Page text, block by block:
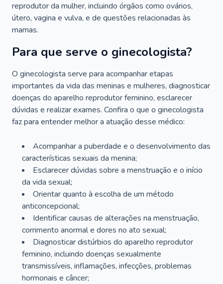
reprodutor da mulher, incluindo órgãos como ovários,
útero, vagina e vulva, e de questões relacionadas às
mamas.
Para que serve o ginecologista?
O ginecologista serve para acompanhar etapas
importantes da vida das meninas e mulheres, diagnosticar
doenças do aparelho reprodutor feminino, esclarecer
dúvidas e realizar exames. Confira o que o ginecologista
faz para entender melhor a atuação desse médico:
Acompanhar a puberdade e o desenvolvimento das
características sexuais da menina;
Esclarecer dúvidas sobre a menstruação e o início
da vida sexual;
Orientar quanto à escolha de um método
anticoncepcional;
Identificar causas de alterações na menstruação,
corrimento anormal e dores no ato sexual;
Diagnosticar distúrbios do aparelho reprodutor
feminino, incluindo doenças sexualmente
transmissíveis, inflamações, infecções, problemas
hormonais e câncer;